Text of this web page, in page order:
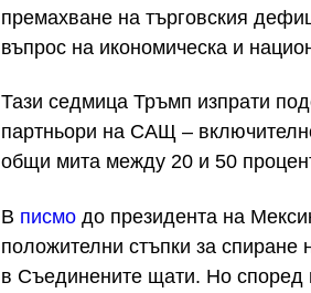
премахване на търговския
въпрос на икономическа и
Тази седмица Тръмп изпрати
партньори на САЩ –
общи мита между 20 и 50
В писмо до президента на
положителни стъпки за спиране
в Съединените щати. Но според